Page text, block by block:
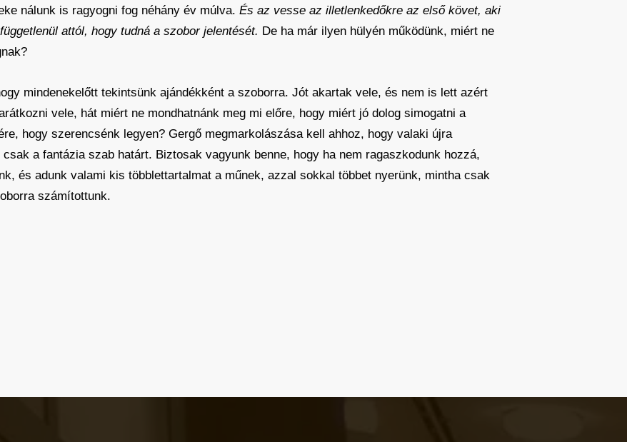
nálunk is ragyogni fog néhány év múlva. És az vesse az illetlenkedőkre az első követ, aki
attól, hogy tudná a szobor jelentését. De ha már ilyen hülyén működünk, miért ne
mindenekelőtt tekintsünk ajándékként a szoborra. Jót akartak vele, és nem is lett azért
vele, hát miért ne mondhatnánk meg mi előre, hogy miért jó dolog simogatni a
hogy szerencsénk legyen? Gergő megmarkolászása kell ahhoz, hogy valaki újra
a fantázia szab határt. Biztosak vagyunk benne, hogy ha nem ragaszkodunk hozzá,
és adunk valami kis többlettartalmat a műnek, azzal sokkal többet nyerünk, mintha csak
számítottunk.